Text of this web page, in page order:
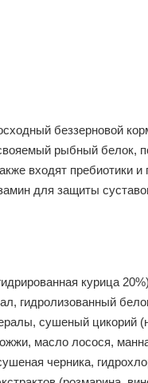
беззерновой
рыбный белок,
входят пребиотики
для защиты
курица
гидролизованный
сушеный цикорий
масло лосося,
черника,